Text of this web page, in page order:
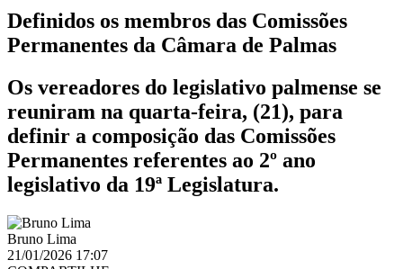
Definidos os membros das Comissões
Permanentes da Câmara de Palmas
Os vereadores do legislativo palmense se
reuniram na quarta-feira, (21), para
definir a composição das Comissões
Permanentes referentes ao 2º ano
legislativo da 19ª Legislatura.
Bruno Lima
21/01/2026 17:07